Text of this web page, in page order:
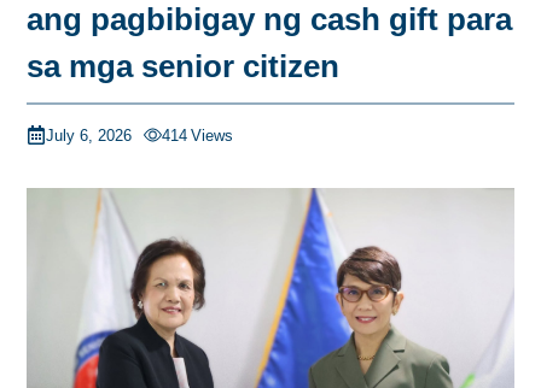
ang pagbibigay ng cash gift para
sa mga senior citizen
July 6, 2026 414 Views